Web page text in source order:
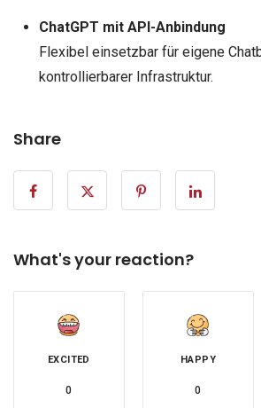
ChatGPT mit API-Anbindung
Flexibel einsetzbar für eigene
kontrollierbarer Infrastruktur.
Share
What's your reaction?
EXCITED
0
HAPPY
0